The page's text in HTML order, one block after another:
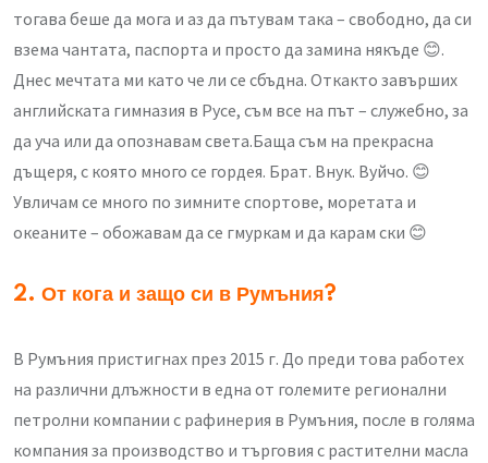
тогава беше да мога и аз да пътувам така – свободно, да си
взема чантата, паспорта и просто да замина някъде 😊.
Днес мечтата ми като че ли се сбъдна. Откакто завърших
английската гимназия в Русе, съм все на път – служебно, за
да уча или да опознавам света.Баща съм на прекрасна
дъщеря, с която много се гордея. Брат. Внук. Вуйчо. 😊
Увличам се много по зимните спортове, моретата и
океаните – обожавам да се гмуркам и да карам ски 😊
2. От кога и защо си в Румъния?
В Румъния пристигнах през 2015 г. До преди това работех
на различни длъжности в една от големите регионални
петролни компании с рафинерия в Румъния, после в голяма
компания за производство и търговия с растителни масла